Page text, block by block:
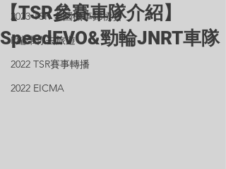
2023 TSR 全國機車錦標賽
R編帶你去旅遊
2022 TSR賽事轉播
2022 EICMA
【TSR參賽車隊介紹】
SpeedEVO&勁輪JNRT車隊